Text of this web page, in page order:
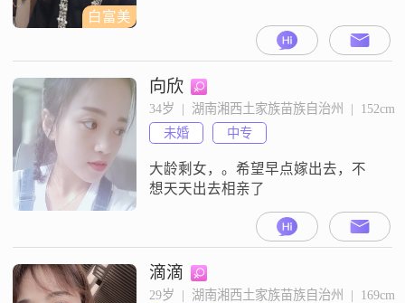
白富美
向欣
34岁  |  湖南湘西土家族苗族自治州  |  152cm
未婚
中专
大龄剩女，。希望早点嫁出去，不
想天天出去相亲了
滴滴
29岁  |  湖南湘西土家族苗族自治州  |  169cm